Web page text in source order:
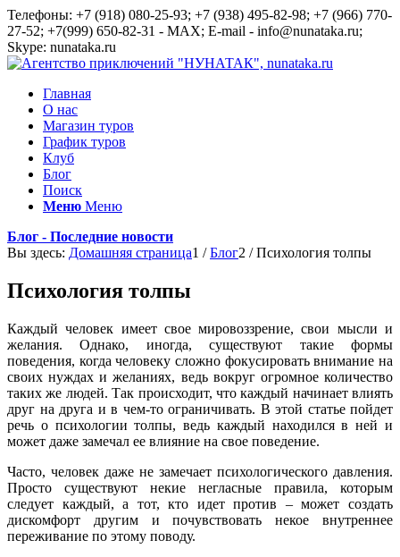
Телефоны: +7 (918) 080-25-93; +7 (938) 495-82-98; +7 (966) 770-
27-52; +7(999) 650-82-31 - MAX; E-mail - info@nunataka.ru;
Skype: nunataka.ru
Главная
О нас
Магазин туров
График туров
Клуб
Блог
Поиск
Меню Меню
Блог - Последние новости
Вы здесь: Домашняя страница1 / Блог2 / Психология толпы
Психология толпы
Каждый человек имеет свое мировоззрение, свои мысли и
желания. Однако, иногда, существуют такие формы
поведения, когда человеку сложно фокусировать внимание на
своих нуждах и желаниях, ведь вокруг огромное количество
таких же людей. Так происходит, что каждый начинает влиять
друг на друга и в чем-то ограничивать. В этой статье пойдет
речь о психологии толпы, ведь каждый находился в ней и
может даже замечал ее влияние на свое поведение.
Часто, человек даже не замечает психологического давления.
Просто существуют некие негласные правила, которым
следует каждый, а тот, кто идет против – может создать
дискомфорт другим и почувствовать некое внутреннее
переживание по этому поводу.